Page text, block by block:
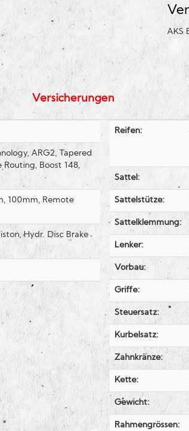
AKS
Versicherungen
ARG2, Tapered
Routing, Boost 148,
100mm, Remote
Hydr. Disc Brake
Reifen:
Sattel:
Sattelstütze:
Sattelklemmung:
Lenker:
Vorbau:
Griffe:
Steuersatz:
Kurbelsatz:
Zahnkränze:
Kette:
Gewicht:
Rahmengrössen: